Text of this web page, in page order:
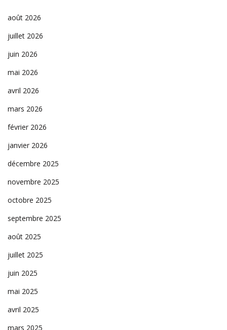
août 2026
juillet 2026
juin 2026
mai 2026
avril 2026
mars 2026
février 2026
janvier 2026
décembre 2025
novembre 2025
octobre 2025
septembre 2025
août 2025
juillet 2025
juin 2025
mai 2025
avril 2025
mars 2025